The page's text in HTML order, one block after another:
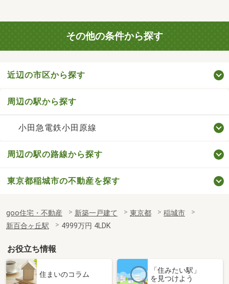
その他の条件から探す
近辺の市区から探す
周辺の駅から探す
小田急電鉄小田原線
周辺の駅の路線から探す
東京都稲城市の不動産を探す
goo住宅・不動産 新築一戸建て 東京都
稲城市
新百合ヶ丘駅
4999万円 4LDK
お役立ち情報
住まいのコラム
「住みたい駅」
を見つけよう